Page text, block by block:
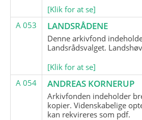
[Klik for at se]
A 053
LANDSRÅDENE
Denne arkivfond
Landsrådsvalget.
[Klik for at se]
A 054
ANDREAS KORNERUP
Arkivfonden indeholder
kopier. Videnskabelige
kan rekvireres som pdf.